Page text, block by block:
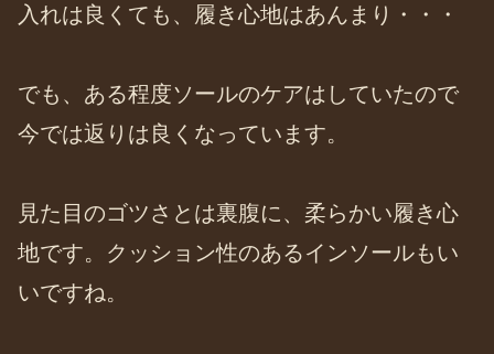
入れは良くても、履き心地はあんまり・・・
でも、ある程度ソールのケアはしていたので
今では返りは良くなっています。
見た目のゴツさとは裏腹に、柔らかい履き心
地です。クッション性のあるインソールもい
いですね。